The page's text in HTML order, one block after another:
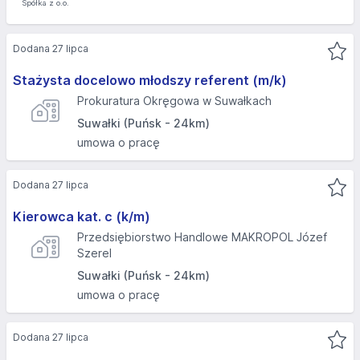
Stażysta docelowo młodszy referent (m/k)
Prokuratura Okręgowa w Suwałkach
Suwałki (Puńsk - 24km)
umowa o pracę
Dodana 27 lipca
Kierowca kat. c (k/m)
Przedsiębiorstwo Handlowe MAKROPOL Józef
Szerel
Suwałki (Puńsk - 24km)
umowa o pracę
Dodana 27 lipca
Dodana 27 lipca